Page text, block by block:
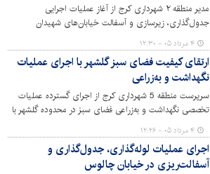
مدیر منطقه ۲ شهرداری کرج از آغاز عملیات اجرایی
جدول‌گذاری، زیرسازی و آسفالت خیابان‌های شهیدان
علی‌محمدی و مسیب‌زاده خبر داد و این اقدام را در راستای
بهبود زیرساخت‌های شهری، ارتقای ایمنی تردد و افزایش
رضایتمندی شهروندان عنوان کرد.
۴ مرداد ۰۵ - ۱۲:۳۰
ارتقای کیفیت فضای سبز گلشهر با اجرای عملیات
نگهداشت و به‌زراعی
سرپرست منطقه 5 شهرداری کرج از اجرای گسترده عملیات
تخصصی نگهداشت و به‌زراعی فضای سبز در محدوده گلشهر با
هدف ارتقای کیفیت محیط شهری و حفظ شادابی پوشش
گیاهی خبر داد.
۴ مرداد ۰۵ - ۱۲:۲۶
اجرای عملیات لوله‌گذاری، جدول‌گذاری و
آسفالت‌ریزی در خیابان چالوس